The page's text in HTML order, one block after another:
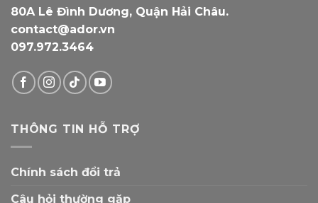
80A Lê Đình Dương, Quận Hải Châu.
contact@ador.vn
097.972.3464
THÔNG TIN HỖ TRỢ
Chính sách đổi trả
Câu hỏi thường gặp